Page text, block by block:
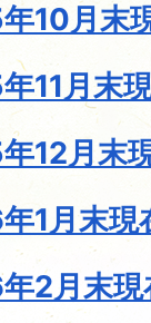
10月末
11月末
12月末
1月末現
2月末